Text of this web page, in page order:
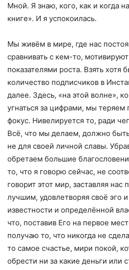
Мной. Я знаю, кого, как и когда
книге». И я успокоилась.
Мы живём в мире, где нас
сравнивать с кем-то, мотивируют
показателями роста. Взять хотя
количество подписчиков в
далее. Здесь, «на этой волне»,
угнаться за цифрами, мы теряем
фокус. Нивелируется то, ради
Всё, что мы делаем, должно
не для своей личной славы.
обретаем большие
то, что я говорю сейчас, не
говорит этот мир, заставляя нас
лучшим, удовлетворяя своё эго
известности и определённой
что, поставив Его на первое
получаю то, что никогда не
то самое счастье, мири покой,
обрести ни за какие деньги или